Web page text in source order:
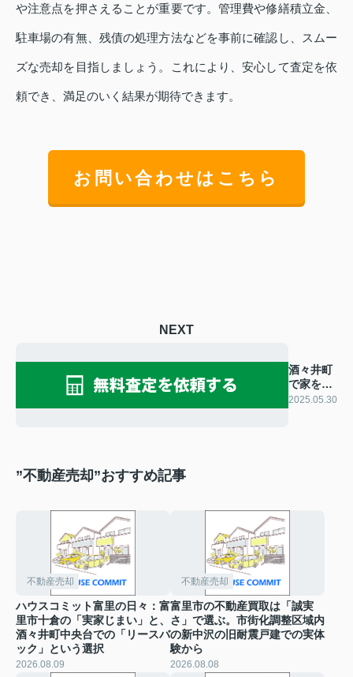
や注意点を押さえることが重要です。管理費や修繕積立金、
駐車場の有無、残債の処理方法などを事前に確認し、スムー
ズな売却を目指しましょう。これにより、安心して査定を依
頼でき、満足のいく結果が期待できます。
お問い合わせはこちら
NEXT
酒々井町
で家を売
りたいあ
2025.05.30
”不動産売却”おすすめ記事
不動産売却
ハウスコミット富里の日々：富
里市十倉の「実家じまい」と、
酒々井町中央台での「リースバ
ック」という選択
2026.08.09
不動産売却
富里市の不動産買取は「誠実
さ」で選ぶ。市街化調整区域内
の新中沢の旧耐震戸建での実体
験から
2026.08.08